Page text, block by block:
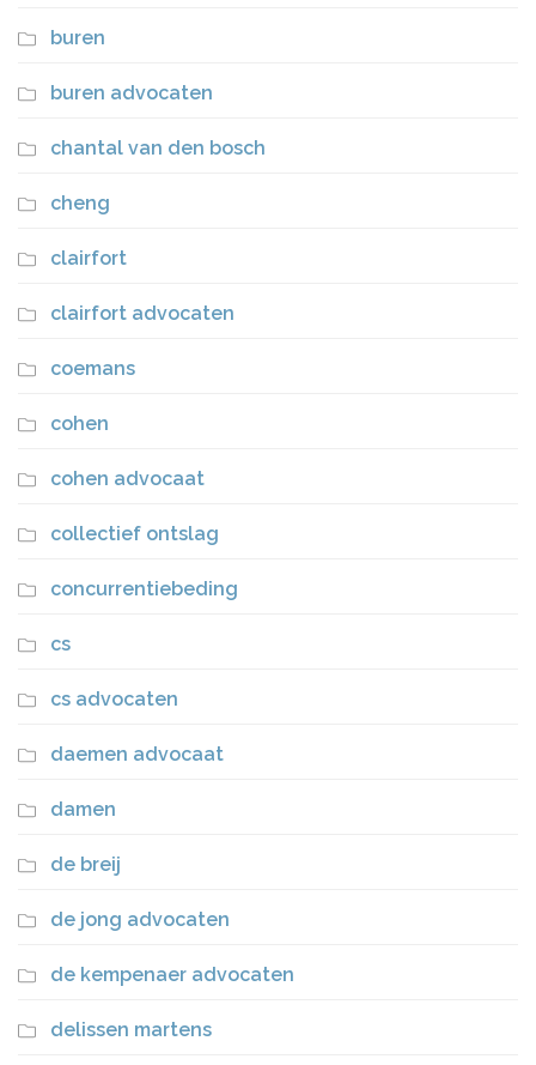
buren
buren advocaten
chantal van den bosch
cheng
clairfort
clairfort advocaten
coemans
cohen
cohen advocaat
collectief ontslag
concurrentiebeding
cs
cs advocaten
daemen advocaat
damen
de breij
de jong advocaten
de kempenaer advocaten
delissen martens